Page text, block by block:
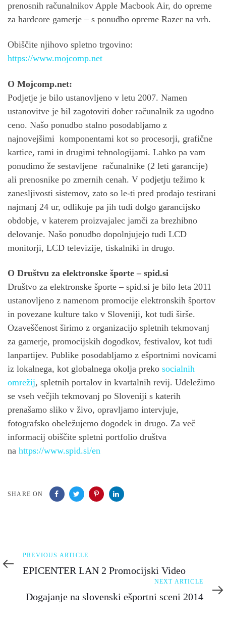
prenosnih računalnikov Apple Macbook Air, do opreme
za hardcore gamerje – s ponudbo opreme Razer na vrh.
Obiščite njihovo spletno trgovino:
https://www.mojcomp.net
O Mojcomp.net:
Podjetje je bilo ustanovljeno v letu 2007. Namen
ustanovitve je bil zagotoviti dober računalnik za ugodno
ceno. Našo ponudbo stalno posodabljamo z
najnovejšimi komponentami kot so procesorji, grafične
kartice, rami in drugimi tehnologijami. Lahko pa vam
ponudimo že sestavljene računalnike (2 leti garancije)
ali prenosnike po zmernih cenah. V podjetju težimo k
zanesljivosti sistemov, zato so le-ti pred prodajo testirani
najmanj 24 ur, odlikuje pa jih tudi dolgo garancijsko
obdobje, v katerem proizvajalec jamči za brezhibno
delovanje. Našo ponudbo dopolnjujejo tudi LCD
monitorji, LCD televizije, tiskalniki in drugo.
O Društvu za elektronske športe – spid.si
Društvo za elektronske športe – spid.si je bilo leta 2011
ustanovljeno z namenom promocije elektronskih športov
in povezane kulture tako v Sloveniji, kot tudi širše.
Ozaveščenost širimo z organizacijo spletnih tekmovanj
za gamerje, promocijskih dogodkov, festivalov, kot tudi
lanpartijev. Publike posodabljamo z ešportnimi novicami
iz lokalnega, kot globalnega okolja preko socialnih
omrežij, spletnih portalov in kvartalnih revij. Udeležimo
se vseh večjih tekmovanj po Sloveniji s katerih
prenašamo sliko v živo, opravljamo intervjuje,
fotografsko obeležujemo dogodek in drugo. Za več
informacij obiščite spletni portfolio društva
na https://www.spid.si/en
SHARE ON
Previous
Article
PREVIOUS ARTICLE
EPICENTER LAN 2 Promocijski Video
Article
NEXT ARTICLE
Dogajanje na slovenski ešportni sceni 2014